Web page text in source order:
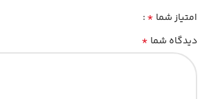
امتیاز شما *
دیدگاه شما *